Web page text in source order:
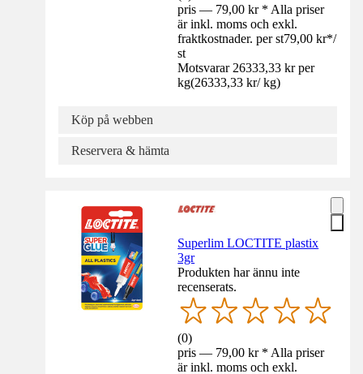
pris — 79,00 kr * Alla priser
är inkl. moms och exkl.
fraktkostnader. per st79,00 kr*/
st
Motsvarar 26333,33 kr per
kg(26333,33 kr/ kg)
Köp på webben
Reservera & hämta
Superlim LOCTITE plastix
3gr
Produkten har ännu inte
recenserats.
(0)
pris — 79,00 kr * Alla priser
är inkl. moms och exkl.